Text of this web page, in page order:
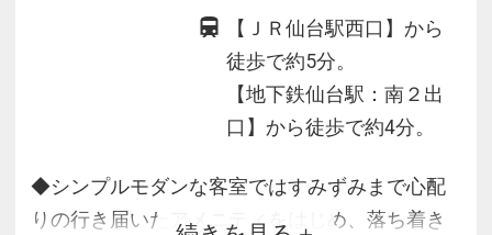
【ＪＲ仙台駅西口】から
徒歩で約5分。
【地下鉄仙台駅：南２出
口】から徒歩で約4分。
◆シンプルモダンな客室ではすみずみまで心配
りの行き届いたアメニティをはじめ、落ち着き